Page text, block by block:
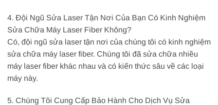
4. Đội Ngũ Sửa Laser Tận Nơi Của Bạn Có Kinh Nghiệm
Sửa Chữa Máy Laser Fiber Không?
Có, đội ngũ sửa laser tận nơi của chúng tôi có kinh nghiệm
sửa chữa máy laser fiber. Chúng tôi đã sửa chữa nhiều
máy laser fiber khác nhau và có kiến thức sâu về các loại
máy này.
5. Chúng Tôi Cung Cấp Bảo Hành Cho Dịch Vụ Sửa